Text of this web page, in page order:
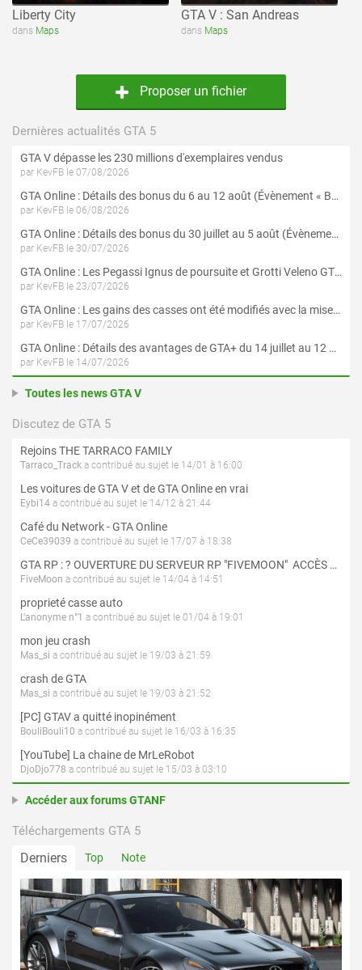
Liberty City
dans Maps
GTA V : San Andreas
dans Maps
Proposer un fichier
Dernières actualités GTA 5
GTA V dépasse les 230 millions d'exemplaires vendus
par KevFB le 07/08/2026
GTA Online : Détails des bonus du 6 au 12 août (Évènement « Braquages de l'été » - Suite et fin)
par KevFB le 06/08/2026
GTA Online : Détails des bonus du 30 juillet au 5 août (Évènement « Braquages d'été »)
par KevFB le 30/07/2026
GTA Online : Les Pegassi Ignus de poursuite et Grotti Veleno GT sont maintenant disponibles
par KevFB le 23/07/2026
GTA Online : Les gains des casses ont été modifiés avec la mise à jour « Le Braquage du Kortz Center »
par KevFB le 17/07/2026
GTA Online : Détails des avantages de GTA+ du 14 juillet au 12 août
par KevFB le 14/07/2026
Toutes les news GTA V
Discutez de GTA 5
Rejoins THE TARRACO FAMILY
Tarraco_Track a contribué au sujet le 14/01 à 16:00
Les voitures de GTA V et de GTA Online en vrai
Eybi14 a contribué au sujet le 14/12 à 21:44
Café du Network - GTA Online
CeCe39039 a contribué au sujet le 17/07 à 18:38
GTA RP : ? OUVERTURE DU SERVEUR RP "FIVEMOON"  ACCÈS LIBRE ?
FiveMoon a contribué au sujet le 14/04 à 14:51
proprieté casse auto
L'anonyme n°1 a contribué au sujet le 01/04 à 19:01
mon jeu crash
Mas_si a contribué au sujet le 19/03 à 21:59
crash de GTA
Mas_si a contribué au sujet le 19/03 à 21:52
[PC] GTAV a quitté inopinément
BouliBouli10 a contribué au sujet le 16/03 à 16:35
[YouTube] La chaine de MrLeRobot
DjoDjo778 a contribué au sujet le 15/03 à 03:10
Accéder aux forums GTANF
Téléchargements GTA 5
Derniers Top Note